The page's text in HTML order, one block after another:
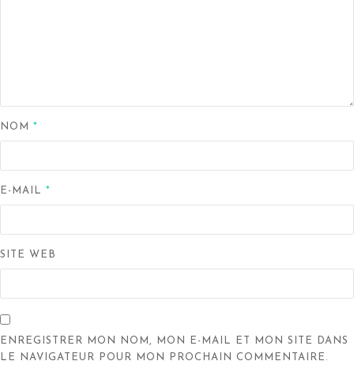
NOM *
E-MAIL *
SITE WEB
ENREGISTRER MON NOM, MON E-MAIL ET MON SITE DANS
LE NAVIGATEUR POUR MON PROCHAIN COMMENTAIRE.